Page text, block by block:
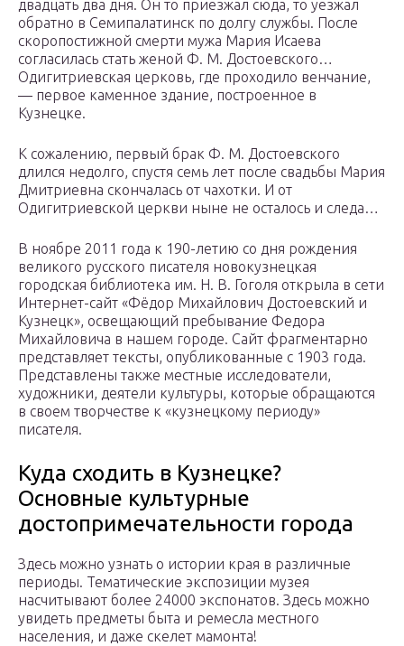
двадцать два дня. Он то приезжал сюда, то уезжал
обратно в Семипалатинск по долгу службы. После
скоропостижной смерти мужа Мария Исаева
согласилась стать женой Ф. М. Достоевского…
Одигитриевская церковь, где проходило венчание,
— первое каменное здание, построенное в
Кузнецке.
К сожалению, первый брак Ф. М. Достоевского
длился недолго, спустя семь лет после свадьбы Мария
Дмитриевна скончалась от чахотки. И от
Одигитриевской церкви ныне не осталось и следа…
В ноябре 2011 года к 190-летию со дня рождения
великого русского писателя новокузнецкая
городская библиотека им. Н. В. Гоголя открыла в сети
Интернет-сайт «Фёдор Михайлович Достоевский и
Кузнецк», освещающий пребывание Федора
Михайловича в нашем городе. Сайт фрагментарно
представляет тексты, опубликованные с 1903 года.
Представлены также местные исследователи,
художники, деятели культуры, которые обращаются
в своем творчестве к «кузнецкому периоду»
писателя.
Куда сходить в Кузнецке?
Основные культурные
достопримечательности города
Здесь можно узнать о истории края в различные
периоды. Тематические экспозиции музея
насчитывают более 24000 экспонатов. Здесь можно
увидеть предметы быта и ремесла местного
населения, и даже скелет мамонта!